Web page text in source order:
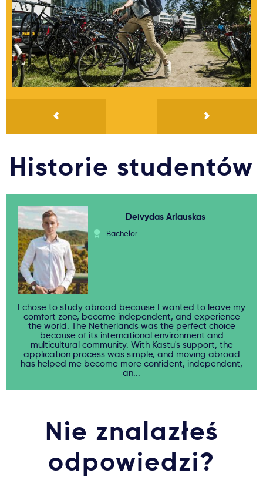
Historie studentów
Deivydas Arlauskas
Bachelor
I chose to study abroad because I wanted to leave my
comfort zone, become independent, and experience
the world. The Netherlands was the perfect choice
because of its international environment and
multicultural community. With Kastu's support, the
application process was simple, and moving abroad
has helped me become more confident, independent,
an...
Nie znalazłeś
odpowiedzi?